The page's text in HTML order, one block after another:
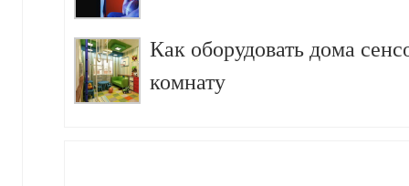
Как оборудовать дома
комнату